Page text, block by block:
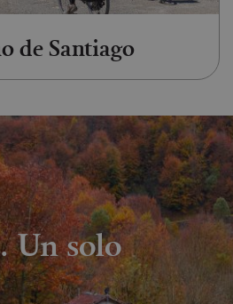
de Santiago
Un solo